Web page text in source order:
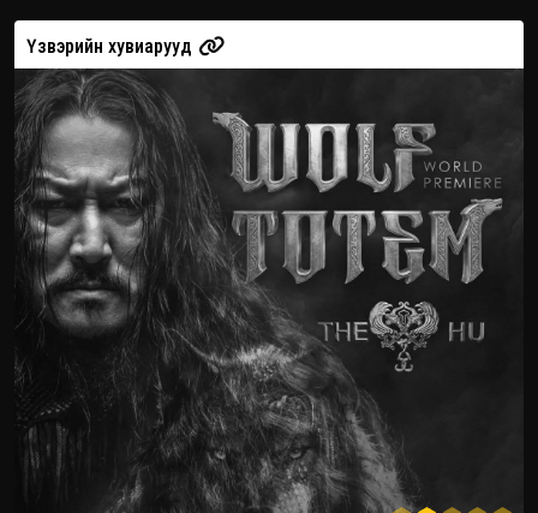
Үзвэрийн хувиарууд